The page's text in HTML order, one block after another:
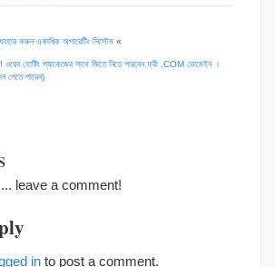
করুন একাধিক অপারেটিং সিস্টেম «
হোষ্টিং প্যাকেজের সাথে জিতে নিতে পারবেন ফ্রী .COM ডোমেইন ।
পেতে পারেন)
leave a comment!
in to post a comment.